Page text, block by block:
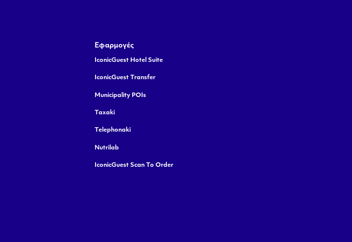
Εφαρμογές
IconicGuest Hotel Suite
IconicGuest Transfer
Municipality POIs
Taxaki
Telephonaki
Nutrilab
IconicGuest Scan To Order